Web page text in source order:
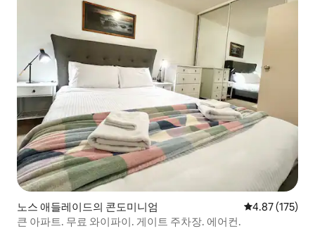
노스 애들레이드의 콘도미니엄 평점 4.87점(5
4.87 (175)
큰 아파트. 무료 와이파이. 게이트 주차장. 에어컨.